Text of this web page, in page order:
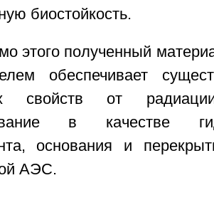
биостойкость.
этого полученный
обеспечивает
свойств от
в качестве
основания и
АЭС.